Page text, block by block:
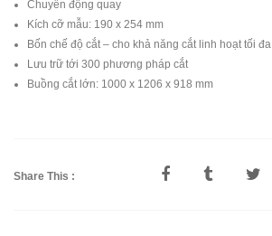
Chuyển động quay
Kích cỡ mẫu: 190 x 254 mm
Bốn chế độ cắt – cho khả năng cắt linh hoạt tối đa
Lưu trữ tới 300 phương pháp cắt
Buồng cắt lớn: 1000 x 1206 x 918 mm
Share This :